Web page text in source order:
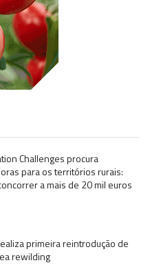
Challenges procura
para os territórios rurais:
a mais de 20 mil euros
primeira reintrodução de
rewilding